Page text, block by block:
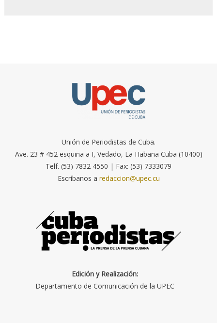
Unión de Periodistas de Cuba.
Ave. 23 # 452 esquina a I, Vedado, La Habana Cuba (10400)
Telf. (53) 7832 4550 | Fax: (53) 7333079
Escríbanos a redaccion@upec.cu
Edición y Realización:
Departamento de Comunicación de la UPEC